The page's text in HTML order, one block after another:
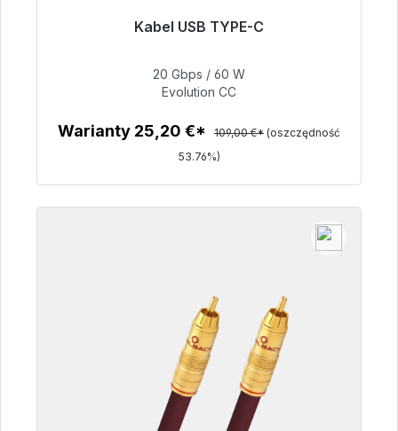
Kabel USB TYPE-C
dostawy 48h*
Szczegóły
20 Gbps / 60 W
Evolution CC
Warianty 25,20 €* 109,00 €* (oszczędność
53.76%)